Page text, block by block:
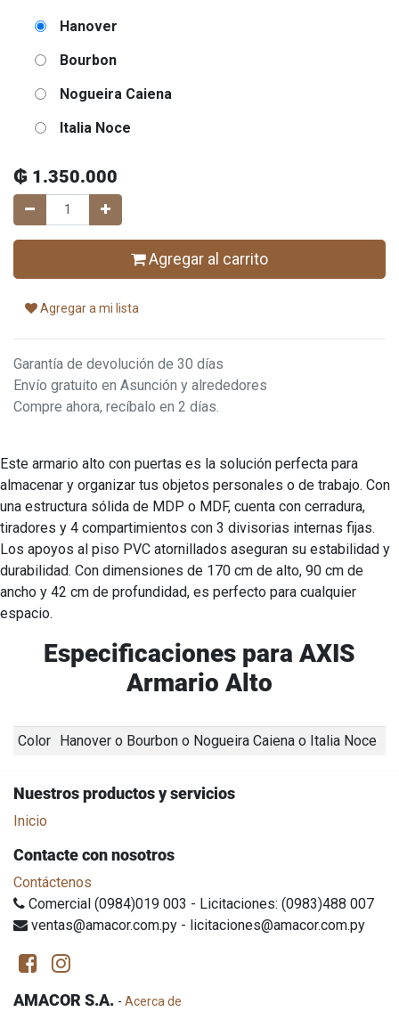
Hanover
Bourbon
Nogueira Caiena
Italia Noce
₲ 1.350.000
Agregar al carrito
Agregar a mi lista
Garantía de devolución de 30 días
Envío gratuito en Asunción y alrededores
Compre ahora, recíbalo en 2 días.
Este armario alto con puertas es la solución perfecta para
almacenar y organizar tus objetos personales o de trabajo. Con
una estructura sólida de MDP o MDF, cuenta con cerradura,
tiradores y 4 compartimientos con 3 divisorias internas fijas.
Los apoyos al piso PVC atornillados aseguran su estabilidad y
durabilidad. Con dimensiones de 170 cm de alto, 90 cm de
ancho y 42 cm de profundidad, es perfecto para cualquier
espacio.
Especificaciones para AXIS
Armario Alto
Color Hanovero Bourbono Nogueira Caienao Italia Noce
Nuestros productos y servicios
Inicio
Contacte con nosotros
Contáctenos
Comercial (0984)019 003 - Licitaciones: (0983)488 007
ventas@amacor.com.py - licitaciones@amacor.com.py
AMACOR S.A. - Acerca de